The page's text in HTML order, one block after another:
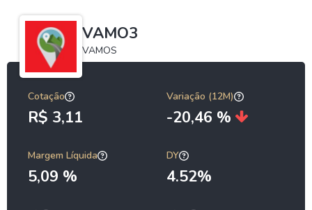
VAMO3
VAMOS
Cotação
R$ 3,11
Variação (12M)
-20,46 %
Margem Líquida
5,09 %
DY
4.52%